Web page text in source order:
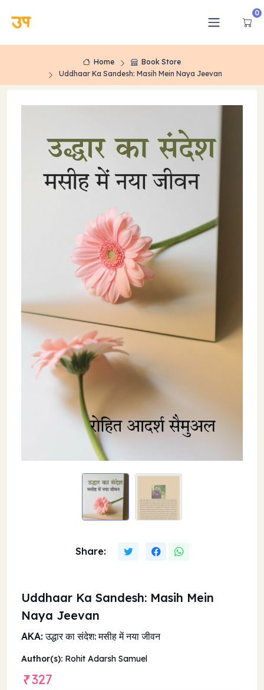
0
Home
Book Store
Uddhaar Ka Sandesh: Masih Mein Naya Jeevan
Share:
Uddhaar Ka Sandesh: Masih Mein
Naya Jeevan
AKA: उद्धार का संदेश: मसीह में नया जीवन
Author(s): Rohit Adarsh Samuel
327